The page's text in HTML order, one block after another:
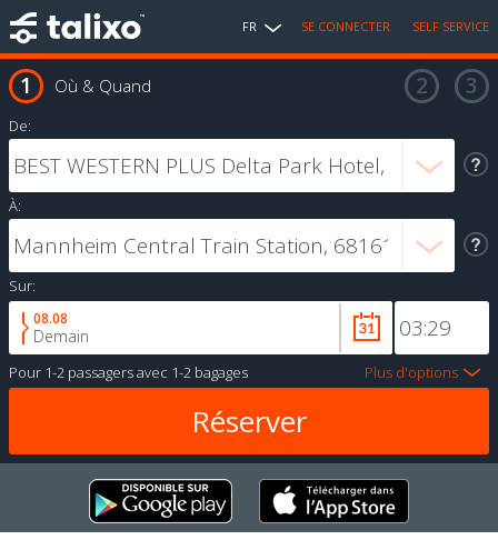
FR SE CONNECTER SELF SERVICE
Où & Quand
De:
À:
Sur:
08.08
Demain
Pour 1-2 passagersavec 1-2 bagages Plus d'options